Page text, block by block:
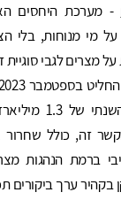
- מערכת היחסים
על מי מנוחות, בלי
מצרים לגבי
מתוך סכום
זה, כולל שחרור
ברמת הנהגות
בקהיר ערך ביקורים